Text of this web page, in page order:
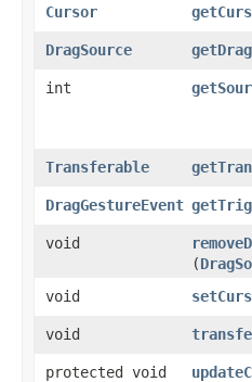
Cursor
DragSource
int
Transferable
DragGestureEvent
void
(
void
void
protected void